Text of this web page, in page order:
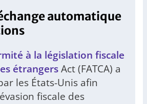
automatique
à la législation fiscale
étrangersAct (FATCA) a
les États-Unis afin
fiscale des